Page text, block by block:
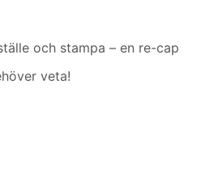
och stampa – en re-cap
veta!